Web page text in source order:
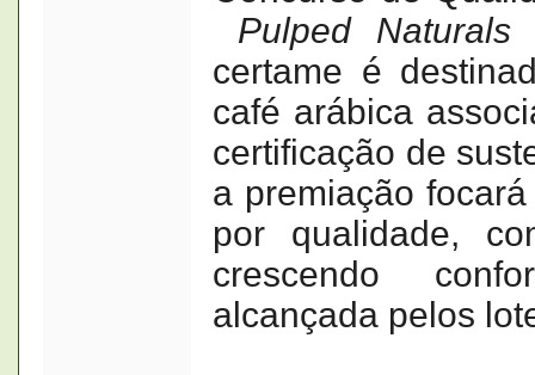
Pulped Naturals
certame é
café arábica
certificação de
a premiação
por qualidade,
crescendo
alcançada pelos